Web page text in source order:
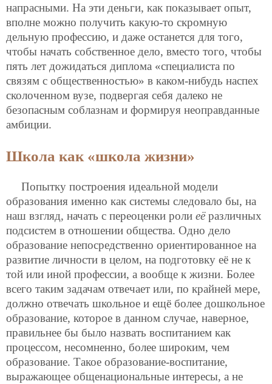
напрасными. На эти деньги, как показывает опыт,
вполне можно получить какую-то скромную
дельную профессию, и даже останется для того,
чтобы начать собственное дело, вместо того, чтобы
пять лет дожидаться диплома «специалиста по
связям с общественностью» в каком-нибудь наспех
сколоченном вузе, подвергая себя далеко не
безопасным соблазнам и формируя неоправданные
амбиции.
Школа как «школа жизни»
Попытку построения идеальной модели
образования именно как системы следовало бы, на
наш взгляд, начать с переоценки роли еёразличных
подсистем в отношении общества. Одно дело
образование непосредственно ориентированное на
развитие личности в целом, на подготовку её не к
той или иной профессии, а вообще к жизни. Более
всего таким задачам отвечает или, по крайней мере,
должно отвечать школьное и ещё более дошкольное
образование, которое в данном случае, наверное,
правильнее бы было назвать воспитанием как
процессом, несомненно, более широким, чем
образование. Такое образование-воспитание,
выражающее общенациональные интересы, а не